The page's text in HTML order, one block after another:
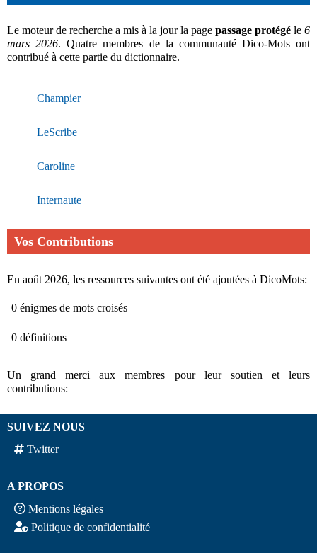
Le moteur de recherche a mis à la jour la page passage protégé le 6
mars 2026. Quatre membres de la communauté Dico-Mots ont
contribué à cette partie du dictionnaire.
Champier
LeScribe
Caroline
Internaute
Vos Contributions
En août 2026, les ressources suivantes ont été ajoutées à DicoMots:
0 énigmes de mots croisés
0 définitions
Un grand merci aux membres pour leur soutien et leurs
contributions:
SUIVEZ NOUS
Twitter
A PROPOS
Mentions légales
Politique de confidentialité